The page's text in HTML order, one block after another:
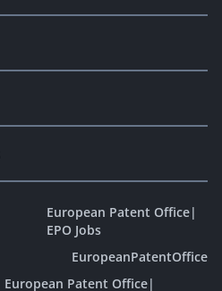
European Patent Office|
EPO Jobs
EuropeanPatentOffice
European Patent Office|